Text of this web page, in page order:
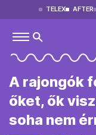
TELEX AFTER
A rajongók
őket, ők
soha nem